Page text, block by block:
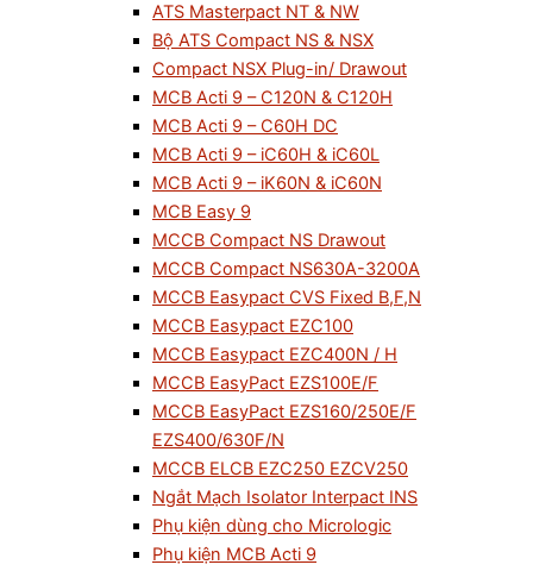
ATS Masterpact NT & NW
Bộ ATS Compact NS & NSX
Compact NSX Plug-in/ Drawout
MCB Acti 9 – C120N & C120H
MCB Acti 9 – C60H DC
MCB Acti 9 – iC60H & iC60L
MCB Acti 9 – iK60N & iC60N
MCB Easy 9
MCCB Compact NS Drawout
MCCB Compact NS630A-3200A
MCCB Easypact CVS Fixed B,F,N
MCCB Easypact EZC100
MCCB Easypact EZC400N / H
MCCB EasyPact EZS100E/F
MCCB EasyPact EZS160/250E/F
EZS400/630F/N
MCCB ELCB EZC250 EZCV250
Ngắt Mạch Isolator Interpact INS
Phụ kiện dùng cho Micrologic
Phụ kiện MCB Acti 9